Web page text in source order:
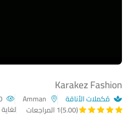
Karakez Fashion
مُكملات الأناقة
(5.00)
1 المراجعات لغاية 15% تخفيض